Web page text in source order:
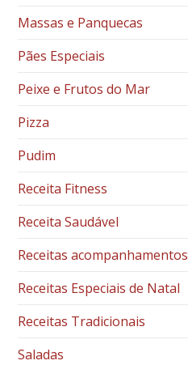
Massas e Panquecas
Pães Especiais
Peixe e Frutos do Mar
Pizza
Pudim
Receita Fitness
Receita Saudável
Receitas acompanhamentos
Receitas Especiais de Natal
Receitas Tradicionais
Saladas